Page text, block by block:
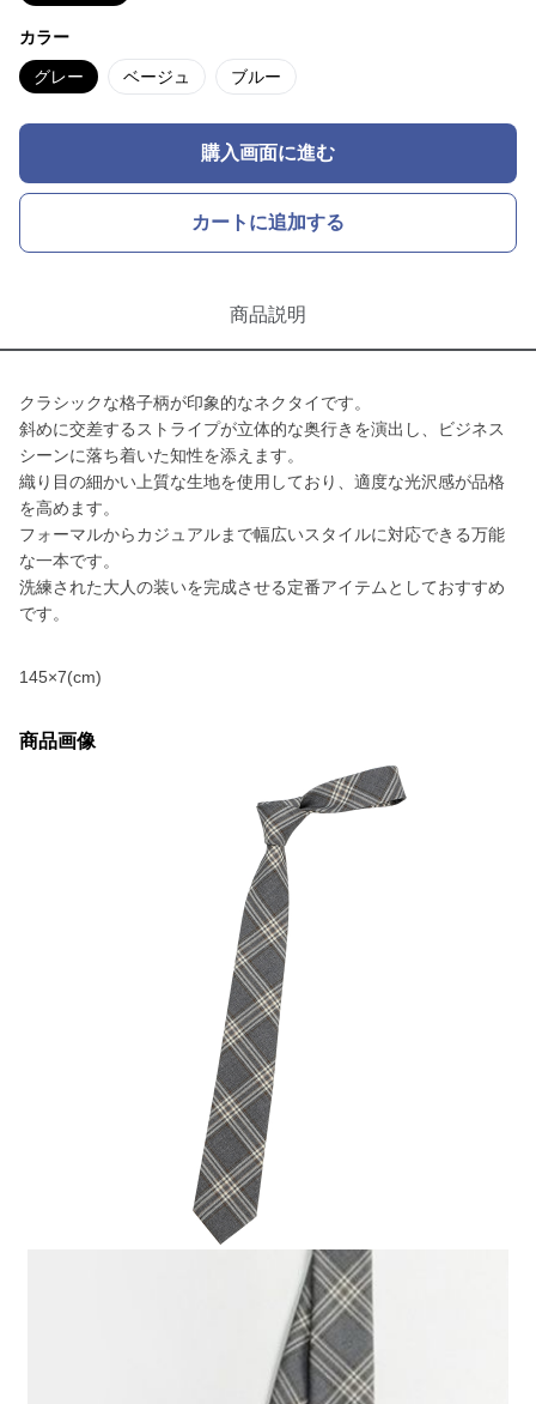
カラー
グレー ベージュ ブルー
購入画面に進む
カートに追加する
商品説明
クラシックな格子柄が印象的なネクタイです。
斜めに交差するストライプが立体的な奥行きを演出し、ビジネス
シーンに落ち着いた知性を添えます。
織り目の細かい上質な生地を使用しており、適度な光沢感が品格
を高めます。
フォーマルからカジュアルまで幅広いスタイルに対応できる万能
な一本です。
洗練された大人の装いを完成させる定番アイテムとしておすすめ
です。
145×7(cm)
商品画像